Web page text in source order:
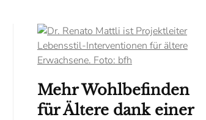
Mehr Wohlbefinden
für Ältere dank einer